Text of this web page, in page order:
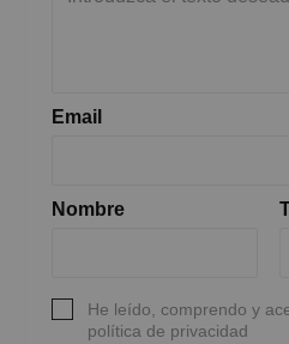
Email
Nombre
He leído, comprendo y
política de privacidad